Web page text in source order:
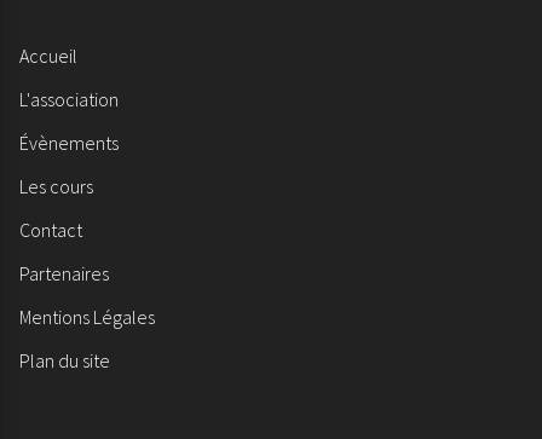
Accueil
L'association
Évènements
Les cours
Contact
Partenaires
Mentions Légales
Plan du site